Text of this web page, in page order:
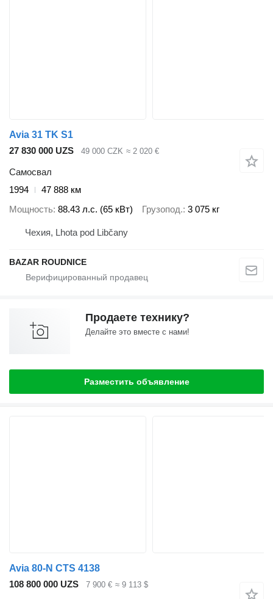
Avia 31 TK S1
27 830 000 UZS
49 000 CZK ≈ 2 020 €
Самосвал
1994
47 888 км
Мощность 88.43 л.с. (65 кВт) Грузопод. 3 075 кг
Чехия, Lhota pod Libčany
BAZAR ROUDNICE
Продаете технику?
Делайте это вместе с нами!
Разместить объявление
Avia 80-N CTS 4138
108 800 000 UZS
7 900 € ≈ 9 113 $